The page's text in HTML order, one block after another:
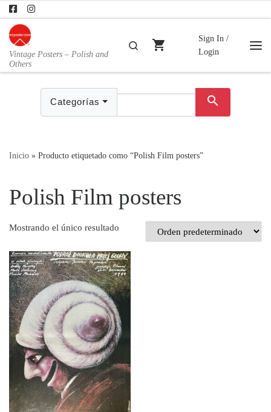
Skip to content
Vintage Posters – Polish and
Others
Buscar
shopping_cart
Sign In /
Login
Categorías search
Inicio » Producto etiquetado como “Polish Film posters”
Polish Film posters
Mostrando el único resultado